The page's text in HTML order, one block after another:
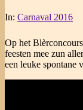
In: Carnaval 2016
Op het
feesten mee zun
een leuke spontane